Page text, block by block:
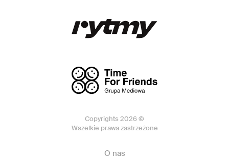
Copyrights 2026 ©
Wszelkie prawa zastrzeżone
O nas